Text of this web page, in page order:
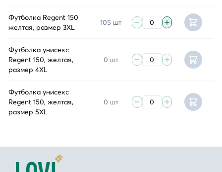
Футболка Regent 150
желтая, размер 3XL
105 шт
Футболка унисекс
Regent 150, желтая,
размер 4XL
0 шт
Футболка унисекс
Regent 150, желтая,
размер 5XL
0 шт